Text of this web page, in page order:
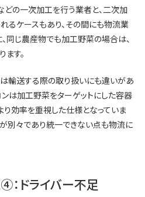
の一次加工を行う業者と、二次加
るケースもあり、その間にも物流業
同じ農産物でも加工野菜の場合は、
す。
輸送する際の取り扱いにも違いがあ
ンは加工野菜をターゲットにした容器
り効率を重視した仕様となっていま
が別々であり統一できない点も物流に
ドライバー不足